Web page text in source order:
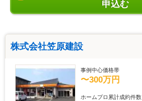
申込む
株式会社笠原建設
事例中心価格帯
〜300万円
ホームプロ累計成約件数